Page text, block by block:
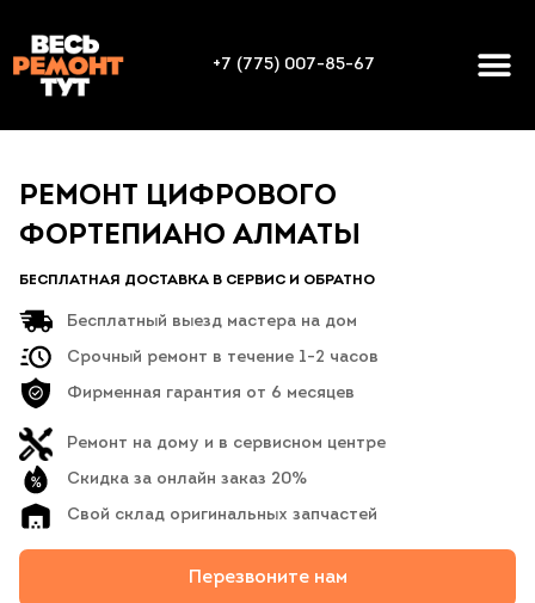
+7 (775) 007-85-67
РЕМОНТ ЦИФРОВОГО
ФОРТЕПИАНО АЛМАТЫ
БЕСПЛАТНАЯ ДОСТАВКА В СЕРВИС И ОБРАТНО
Бесплатный выезд мастера на дом
Срочный ремонт в течение 1-2 часов
Фирменная гарантия от 6 месяцев
Ремонт на дому и в сервисном центре
Скидка за онлайн заказ 20%
Свой склад оригинальных запчастей
Перезвоните нам